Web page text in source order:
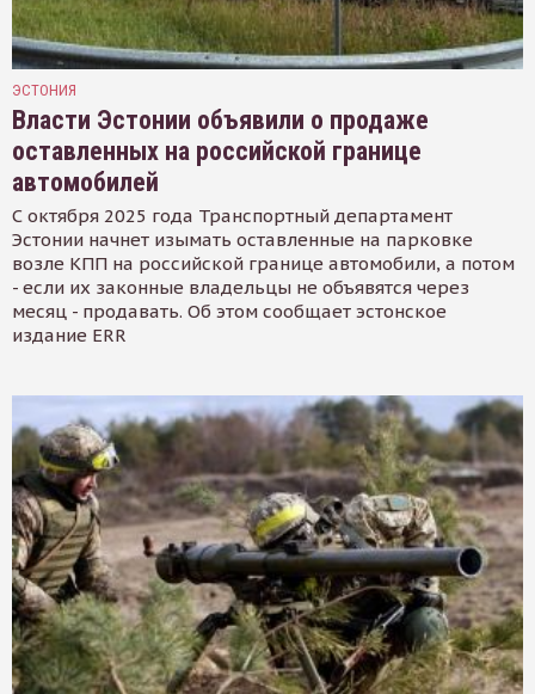
ЭСТОНИЯ
Власти Эстонии объявили о продаже
оставленных на российской границе
автомобилей
С октября 2025 года Транспортный департамент
Эстонии начнет изымать оставленные на парковке
возле КПП на российской границе автомобили, а потом
- если их законные владельцы не объявятся через
месяц - продавать. Об этом сообщает эстонское
издание ERR